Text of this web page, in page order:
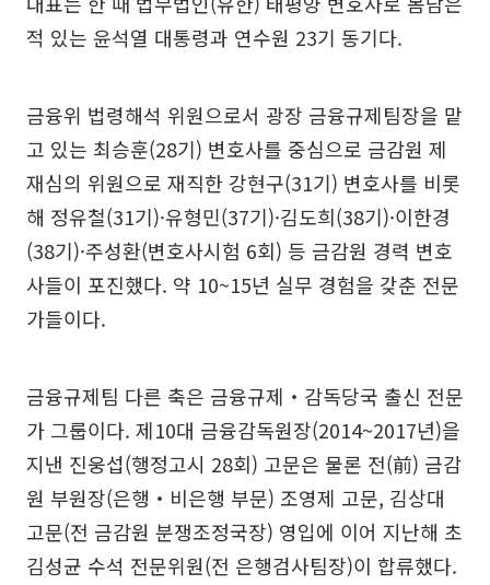
적 있는 윤석열 대통령과 연수원 23기 동기다.
금융위 법령해석 위원으로서 광장 금융규제팀장을 맡
고 있는 최승훈(28기) 변호사를 중심으로 금감원 제
재심의 위원으로 재직한 강현구(31기) 변호사를 비롯
해 정유철(31기)·유형민(37기)·김도희(38기)·이한경
(38기)·주성환(변호사시험 6회) 등 금감원 경력 변호
사들이 포진했다. 약 10~15년 실무 경험을 갖춘 전문
가들이다.
금융규제팀 다른 축은 금융규제‧감독당국 출신 전문
가 그룹이다. 제10대 금융감독원장(2014~2017년)을
지낸 진웅섭(행정고시 28회) 고문은 물론 전(前) 금감
원 부원장(은행‧비은행 부문) 조영제 고문, 김상대
고문(전 금감원 분쟁조정국장) 영입에 이어 지난해 초
김성균 수석 전문위원(전 은행검사팀장)이 합류했다.